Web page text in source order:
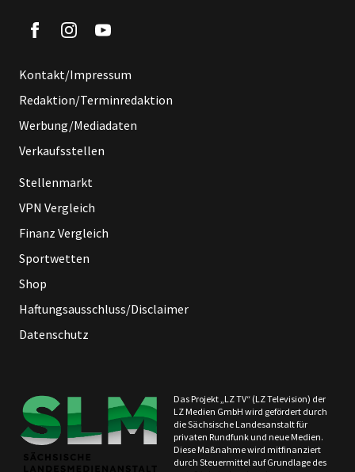
Kontakt/Impressum
Redaktion/Terminredaktion
Werbung/Mediadaten
Verkaufsstellen
Stellenmarkt
VPN Vergleich
Finanz Vergleich
Sportwetten
Shop
Haftungsausschluss/Disclaimer
Datenschutz
Das Projekt „LZ TV“ (LZ Television) der
LZ Medien GmbH wird gefördert durch
die Sächsische Landesanstalt für
privaten Rundfunk und neue Medien.
Diese Maßnahme wird mitfinanziert
durch Steuermittel auf Grundlage des